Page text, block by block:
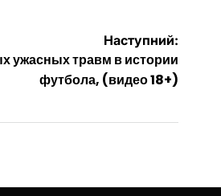
Наступний:
ужасных травм в истории
футбола, (видео 18+)